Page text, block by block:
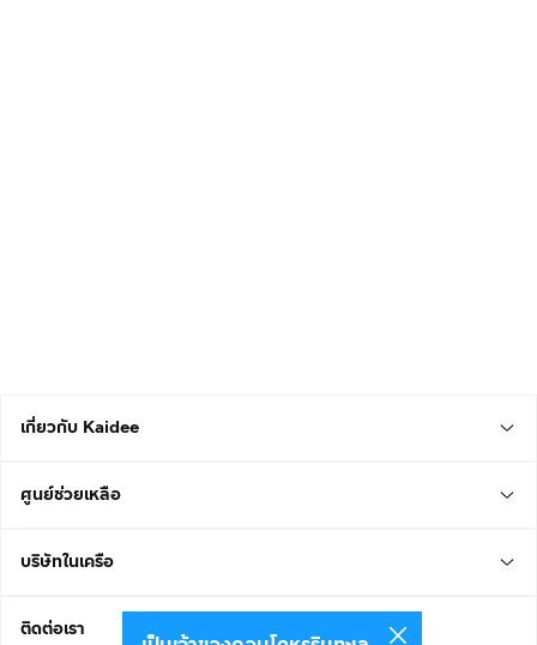
เกี่ยวกับ Kaidee
ศูนย์ช่วยเหลือ
บริษัทในเครือ
ติดต่อเรา